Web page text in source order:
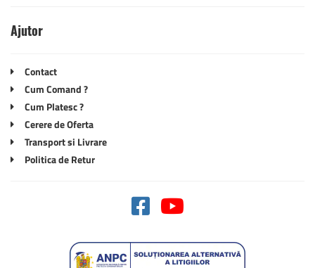
Ajutor
Contact
Cum Comand ?
Cum Platesc ?
Cerere de Oferta
Transport si Livrare
Politica de Retur